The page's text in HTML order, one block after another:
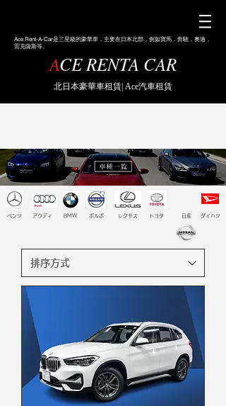
Ace Rent-A-Car是三星級的豪華車，主要在日本北部，例如寶馬，奔馳，奧迪，
雷克薩斯等。
ACE RENTA CAR
北日本豪華車租賃| Ace汽車租賃
ベンツ ​アウディ ​BMW ボルボ 日産
トヨタ
レクサス ダイハツ